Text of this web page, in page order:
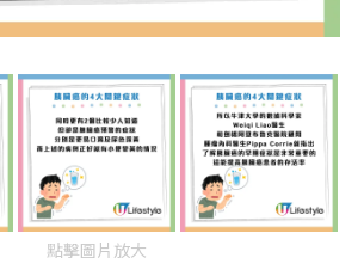
點擊圖片放大